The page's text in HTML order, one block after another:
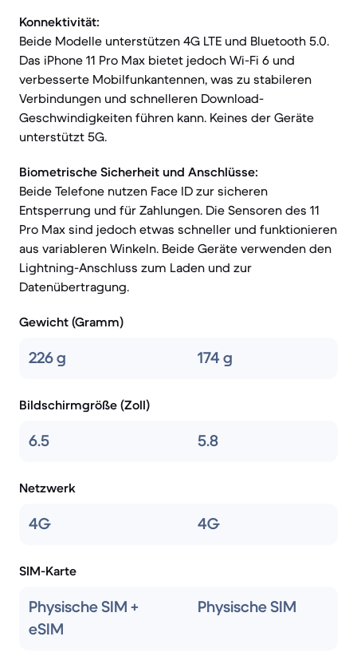
Konnektivität:
Beide Modelle unterstützen 4G LTE und Bluetooth 5.0.
Das iPhone 11 Pro Max bietet jedoch Wi-Fi 6 und
verbesserte Mobilfunkantennen, was zu stabileren
Verbindungen und schnelleren Download-
Geschwindigkeiten führen kann. Keines der Geräte
unterstützt 5G.
Biometrische Sicherheit und Anschlüsse:
Beide Telefone nutzen Face ID zur sicheren
Entsperrung und für Zahlungen. Die Sensoren des 11
Pro Max sind jedoch etwas schneller und funktionieren
aus variableren Winkeln. Beide Geräte verwenden den
Lightning-Anschluss zum Laden und zur
Datenübertragung.
Gewicht (Gramm)
226 g 174 g
Bildschirmgröße (Zoll)
6.5 5.8
Netzwerk
4G 4G
SIM-Karte
Physische SIM +
eSIM
Physische SIM